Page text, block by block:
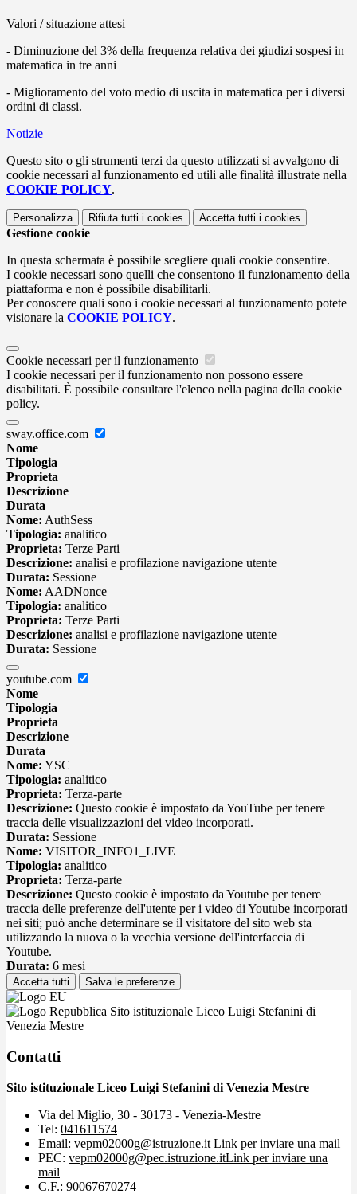
Valori / situazione attesi
- Diminuzione del 3% della frequenza relativa dei giudizi sospesi in
matematica in tre anni
- Miglioramento del voto medio di uscita in matematica per i diversi
ordini di classi.
Notizie
Questo sito o gli strumenti terzi da questo utilizzati si avvalgono di
cookie necessari al funzionamento ed utili alle finalità illustrate nella
COOKIE POLICY.
Personalizza Rifiuta tutti i cookies Accetta tutti i cookies
Gestione cookie
In questa schermata è possibile scegliere quali cookie consentire.
I cookie necessari sono quelli che consentono il funzionamento della
piattaforma e non è possibile disabilitarli.
Per conoscere quali sono i cookie necessari al funzionamento potete
visionare la COOKIE POLICY.
Cookie necessari per il funzionamento
I cookie necessari per il funzionamento non possono essere
disabilitati. È possibile consultare l'elenco nella pagina della cookie
policy.
sway.office.com
Nome
Tipologia
Proprieta
Descrizione
Durata
Nome: AuthSess
Tipologia: analitico
Proprieta: Terze Parti
Descrizione: analisi e profilazione navigazione utente
Durata: Sessione
Nome: AADNonce
Tipologia: analitico
Proprieta: Terze Parti
Descrizione: analisi e profilazione navigazione utente
Durata: Sessione
youtube.com
Nome
Tipologia
Proprieta
Descrizione
Durata
Nome: YSC
Tipologia: analitico
Proprieta: Terza-parte
Descrizione: Questo cookie è impostato da YouTube per tenere
traccia delle visualizzazioni dei video incorporati.
Durata: Sessione
Nome: VISITOR_INFO1_LIVE
Tipologia: analitico
Proprieta: Terza-parte
Descrizione: Questo cookie è impostato da Youtube per tenere
traccia delle preferenze dell'utente per i video di Youtube incorporati
nei siti; può anche determinare se il visitatore del sito web sta
utilizzando la nuova o la vecchia versione dell'interfaccia di
Youtube.
Durata: 6 mesi
Accetta tutti Salva le preferenze
Sito istituzionale Liceo Luigi Stefanini di
Venezia Mestre
Contatti
Sito istituzionale Liceo Luigi Stefanini di Venezia Mestre
Via del Miglio, 30 - 30173 - Venezia-Mestre
Tel: 041611574
Email: vepm02000g@istruzione.it Link per inviare una mail
PEC: vepm02000g@pec.istruzione.itLink per inviare una
mail
C.F.: 90067670274